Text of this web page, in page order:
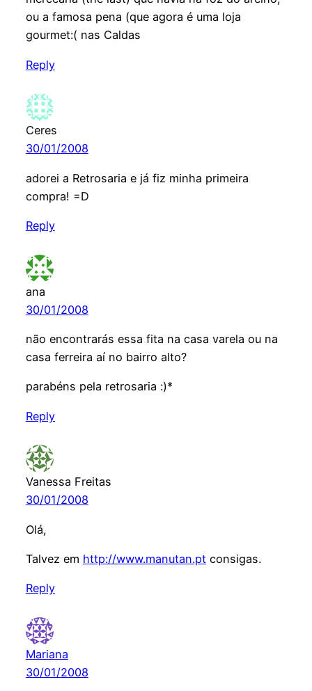
ou a famosa pena (que agora é uma loja
gourmet:( nas Caldas
Reply
Ceres
30/01/2008
adorei a Retrosaria e já fiz minha primeira
compra! =D
Reply
ana
30/01/2008
não encontrarás essa fita na casa varela ou na
casa ferreira aí no bairro alto?
parabéns pela retrosaria :)*
Reply
Vanessa Freitas
30/01/2008
Olá,
Talvez em http://www.manutan.ptconsigas.
Reply
Mariana
30/01/2008